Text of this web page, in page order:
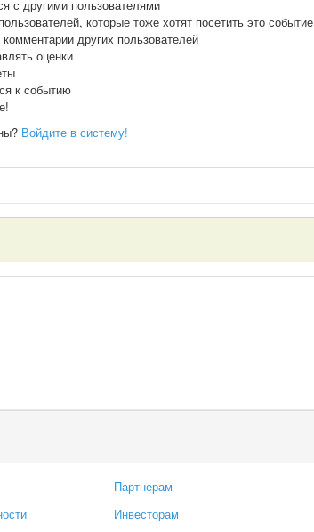
с другими пользователями
которые тоже хотят посетить это событие
комментарии других пользователей
оценки
к событию
Войдите в систему!
Партнерам
Инвесторам